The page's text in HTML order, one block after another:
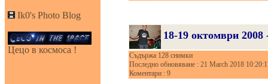
Ik0's Photo Blog
Цецо в космоса !
18-19 октомври
Съдържа 128 снимки
Последно обновяване : 21 March 2018
Коментари : 9